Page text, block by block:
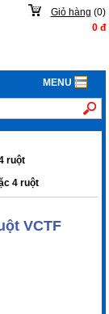
Giỏ hàng (0)
0đ
MENU
ruột
4 ruột
VCTF